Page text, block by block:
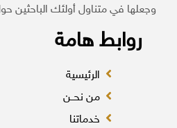
وجعلها في متناول أولئك الباحثين
روابط هامة
الرئيسية
من نحــن
خدماتنا